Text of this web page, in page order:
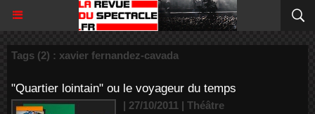
Tags (2) : xavier fernandez-cavada
"Quartier lointain" ou le voyageur du temps
| 27/10/2011 | Théâtre